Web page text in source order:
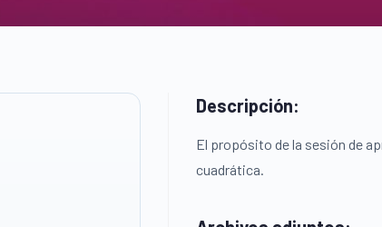
Descripción:
El propósito de la sesión de
cuadrática.